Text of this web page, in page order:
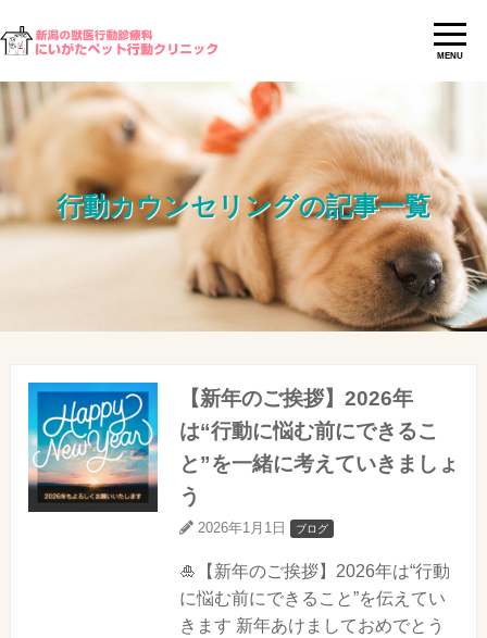
MENU
行動カウンセリングの記事一覧
【新年のご挨拶】2026年
は“行動に悩む前にできるこ
と”を一緒に考えていきましょ
う
2026年1月1日 ブログ
🎍【新年のご挨拶】2026年は“行動
に悩む前にできること”を伝えてい
きます 新年あけましておめでとう